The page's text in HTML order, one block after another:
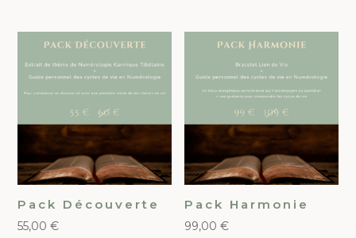
Pack Découverte
55,00€
Pack Harmonie
99,00€